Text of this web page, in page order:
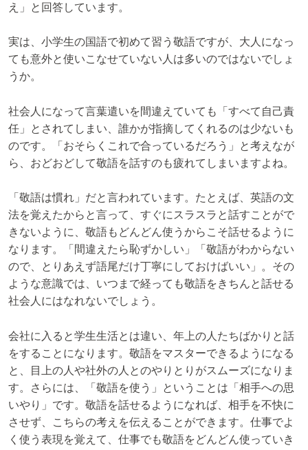
え」と回答しています。
実は、小学生の国語で初めて習う敬語ですが、大人になっ
ても意外と使いこなせていない人は多いのではないでしょ
うか。
社会人になって言葉遣いを間違えていても「すべて自己責
任」とされてしまい、誰かが指摘してくれるのは少ないも
のです。「おそらくこれで合っているだろう」と考えなが
ら、おどおどして敬語を話すのも疲れてしまいますよね。
「敬語は慣れ」だと言われています。たとえば、英語の文
法を覚えたからと言って、すぐにスラスラと話すことがで
きないように、敬語もどんどん使うからこそ話せるように
なります。「間違えたら恥ずかしい」「敬語がわからない
ので、とりあえず語尾だけ丁寧にしておけばいい」。その
ような意識では、いつまで経っても敬語をきちんと話せる
社会人にはなれないでしょう。
会社に入ると学生生活とは違い、年上の人たちばかりと話
をすることになります。敬語をマスターできるようになる
と、目上の人や社外の人とのやりとりがスムーズになりま
す。さらには、「敬語を使う」ということは「相手への思
いやり」です。敬語を話せるようになれば、相手を不快に
させず、こちらの考えを伝えることができます。仕事でよ
く使う表現を覚えて、仕事でも敬語をどんどん使っていき